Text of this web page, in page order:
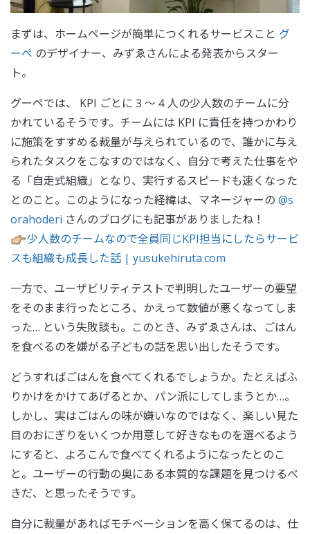
まずは、ホームページが簡単につくれるサービスこと グ
ーペ のデザイナー、みずゑさんによる発表からスター
ト。
グーペでは、 KPI ごとに 3 〜 4 人の少人数のチームに分
かれているそうです。チームには KPI に責任を持つかわり
に施策をすすめる裁量が与えられているので、誰かに与え
られたタスクをこなすのではなく、自分で考えた仕事をや
る「自走式組織」となり、実行するスピードも速くなった
とのこと。このようになった経緯は、マネージャーの @s
orahoderi さんのブログにも記事がありましたね！
少人数のチームなので全員同じKPI担当にしたらサービ
スも組織も成長した話 | yusukehiruta.com
一方で、ユーザビリティテストで判明したユーザーの要望
をそのまま行ったところ、かえって数値が悪くなってしま
った… という失敗談も。このとき、みずゑさんは、ごはん
を食べるのを嫌がる子どもの話を思い出したそうです。
どうすればごはんを食べてくれるでしょうか。たとえばふ
りかけをかけてあげるとか、パン派にしてしまうとか…。
しかし、実はごはんの味が嫌いなのではなく、楽しい見た
目のおにぎりをいくつか用意して好きなものを選べるよう
にすると、よろこんで食べてくれるようになったとのこ
と。ユーザーの行動の奥にある本質的な課題を見つけるべ
きだ、と思ったそうです。
自分に裁量があればモチベーションを高く保てるのは、仕